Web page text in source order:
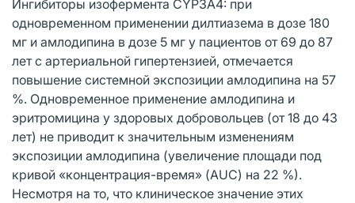
Ингибиторы изофермента CYP3A4: при
одновременном применении дилтиазема в дозе 180
мг и амлодипина в дозе 5 мг у пациентов от 69 до 87
лет с артериальной гипертензией, отмечается
повышение системной экспозиции амлодипина на 57
%. Одновременное применение амлодипина и
эритромицина у здоровых добровольцев (от 18 до 43
лет) не приводит к значительным изменениям
экспозиции амлодипина (увеличение площади под
кривой «концентрация-время» (AUC) на 22 %).
Несмотря на то, что клиническое значение этих